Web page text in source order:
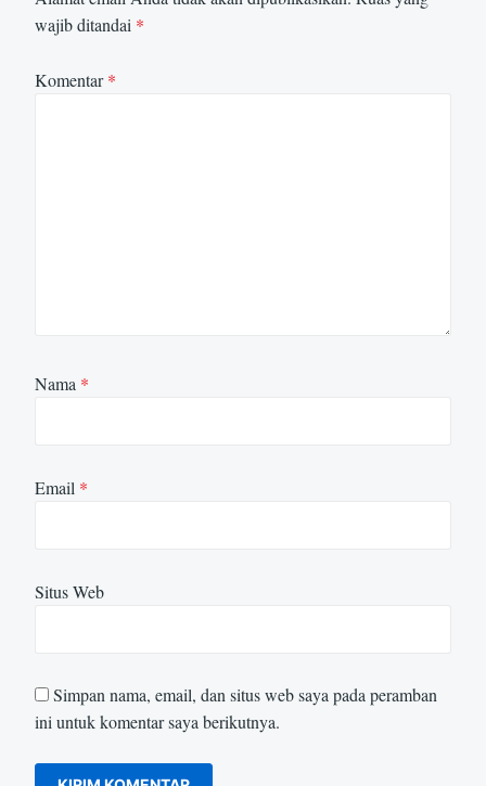
wajib ditandai *
Komentar*
Nama *
Email *
Situs Web
Simpan nama, email, dan situs web saya pada peramban
ini untuk komentar saya berikutnya.